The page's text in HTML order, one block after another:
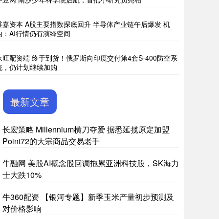
嘉资本 A股主要指数探底回升 半导体产业链午后爆发 机
：AI行情仍有演绎空间
旺配资端 终于到货！俄罗斯向印度交付第4套S-400防空系
，仍计划继续加购
最新文章
长宏策略 Millennium横刀夺爱 据悉延揽原定加盟
Point72的大宗商品交易老手
牛融网 美股AI概念股回调拖累亚洲科技股，SK海力
士大跌10%
牛360配资 【银河专题】新季玉米产量初步预测及
对价格影响